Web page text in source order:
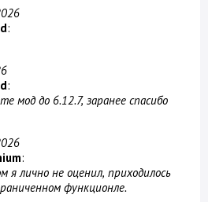
:
:
мод до 6.12.7, заранее спасибо
:
я лично не оценил, приходилось
функционле.